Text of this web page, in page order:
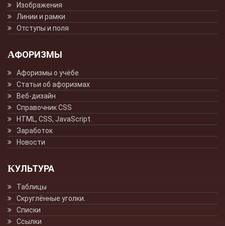
Изображения
Линии и рамки
Отступы и поля
АФОРИЗМЫ
Афоризмы о учёбе
Статьи об афоризмах
Веб-дизайн
Справочник CSS
HTML, CSS, JavaScript.
Заработок
Новости
КУЛЬТУРА
Таблицы
Скруглённые уголки.
Списки
Ссылки